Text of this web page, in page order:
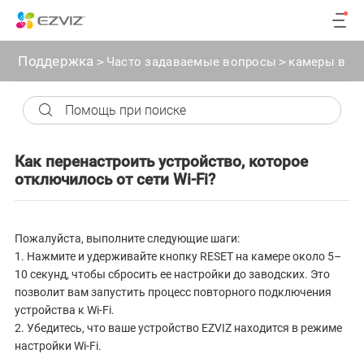
Поддержка > Часто задаваемые вопросы > камеры
Как перенастроить устройство, которое
отключилось от сети Wi-Fi?
Пожалуйста, выполните следующие шаги:
1. Нажмите и удерживайте кнопку RESET на камере около 5–
10 секунд, чтобы сбросить ее настройки до заводских. Это
позволит вам запустить процесс повторного подключения
устройства к Wi-Fi.
2. Убедитесь, что ваше устройство EZVIZ находится в режиме
настройки Wi-Fi.